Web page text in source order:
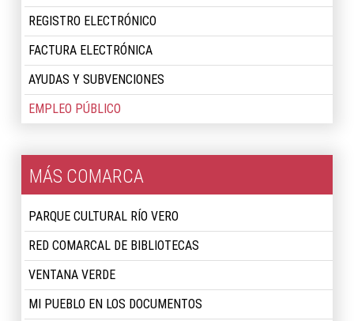
REGISTRO ELECTRÓNICO
FACTURA ELECTRÓNICA
AYUDAS Y SUBVENCIONES
EMPLEO PÚBLICO
MÁS COMARCA
PARQUE CULTURAL RÍO VERO
RED COMARCAL DE BIBLIOTECAS
VENTANA VERDE
MI PUEBLO EN LOS DOCUMENTOS